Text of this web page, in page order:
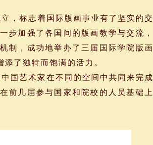
，标志着国际版画事业有了坚实的交
步加强了各国间的版画教学与交流，
制，成功地举办了三届国际学院版画
了独特而饱满的活力。
国艺术家在不同的空间中共同来完成
前几届参与国家和院校的人员基础上